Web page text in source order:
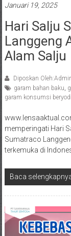
Januari 19, 2025
Hari Salju
Langgeng
Alam Salju
Diposkan
garam bahan baku
garam konsumsi
memperingati Hari
Sumatraco
terkemuka di
Baca